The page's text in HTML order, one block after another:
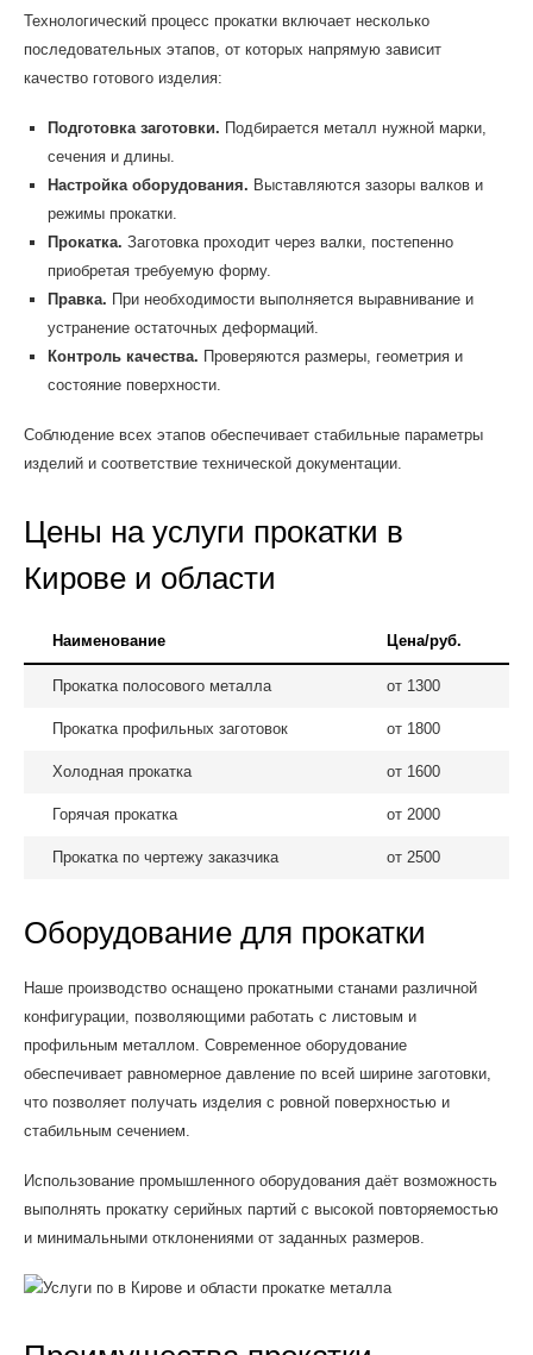
Технологический процесс прокатки включает несколько
последовательных этапов, от которых напрямую зависит
качество готового изделия:
Подготовка заготовки. Подбирается металл нужной марки,
сечения и длины.
Настройка оборудования. Выставляются зазоры валков и
режимы прокатки.
Прокатка. Заготовка проходит через валки, постепенно
приобретая требуемую форму.
Правка. При необходимости выполняется выравнивание и
устранение остаточных деформаций.
Контроль качества. Проверяются размеры, геометрия и
состояние поверхности.
Соблюдение всех этапов обеспечивает стабильные параметры
изделий и соответствие технической документации.
Цены на услуги прокатки в
Кирове и области
Наименование Цена/руб.
Прокатка полосового металла от 1300
Прокатка профильных заготовок от 1800
Холодная прокатка от 1600
Горячая прокатка от 2000
Прокатка по чертежу заказчика от 2500
Оборудование для прокатки
Наше производство оснащено прокатными станами различной
конфигурации, позволяющими работать с листовым и
профильным металлом. Современное оборудование
обеспечивает равномерное давление по всей ширине заготовки,
что позволяет получать изделия с ровной поверхностью и
стабильным сечением.
Использование промышленного оборудования даёт возможность
выполнять прокатку серийных партий с высокой повторяемостью
и минимальными отклонениями от заданных размеров.